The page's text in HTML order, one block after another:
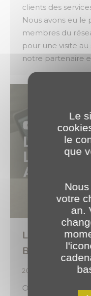
clients des
Nous avons eu le
membres du
pour une visite
notre partenaire
Le sur-mesure
Bourgogne 🪡
2025
Optez pour notre
Le
le
que
votre
an.